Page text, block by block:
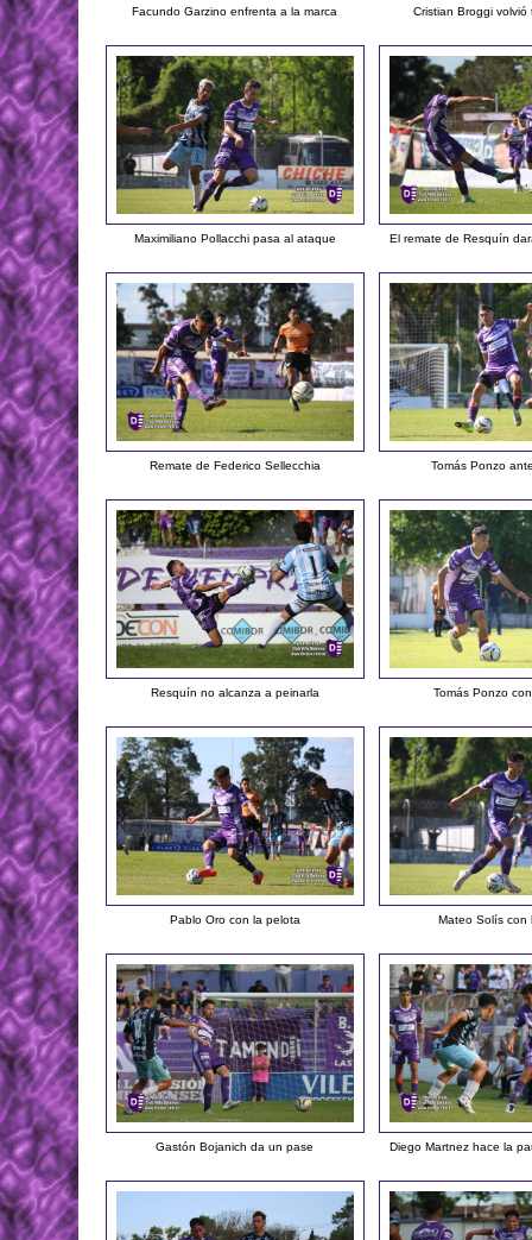
Facundo Garzino enfrenta a la marca Cristian Broggi volvió
Maximiliano Pollacchi pasa al ataque El remate de Resquín
Remate de Federico Sellecchia Tomás Ponzo
Resquín no alcanza a peinarla Tomás Ponzo
Pablo Oro con la pelota Mateo Solís con
Gastón Bojanich da un pase Diego Martnez hace la